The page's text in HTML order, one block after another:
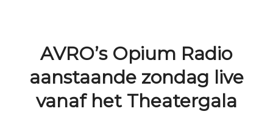
AVRO’s Opium Radio
aanstaande zondag live
vanaf het Theatergala